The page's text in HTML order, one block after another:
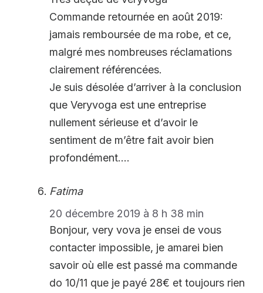
Commande retournée en août 2019:
jamais remboursée de ma robe, et ce,
malgré mes nombreuses réclamations
clairement référencées.
Je suis désolée d’arriver à la conclusion
que Veryvoga est une entreprise
nullement sérieuse et d’avoir le
sentiment de m’être fait avoir bien
profondément….
Fatima
20 décembre 2019 à 8 h 38 min
Bonjour, very vova je ensei de vous
contacter impossible, je amarei bien
savoir où elle est passé ma commande
do 10/11 que je payé 28€ et toujours rien